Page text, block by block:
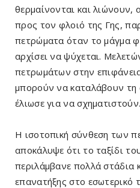
θερμαίνονται και λιώνουν,
προς τον φλοιό της Γης,
πετρώματα όταν το μάγμα
αρχίσει να ψύχεται.
πετρωμάτων στην
μπορούν να καταλάβουν τη
έλιωσε για να σχηματιστούν.
Η ισοτοπική σύνθεση των
αποκάλυψε ότι το ταξίδι
περιλάμβανε πολλά στάδια
επανατήξης στο εσωτερικό